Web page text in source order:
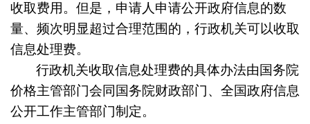
收取费用。但是，申请人申请公开政府信息的数
量、频次明显超过合理范围的，行政机关可以收取
信息处理费。
行政机关收取信息处理费的具体办法由国务院
价格主管部门会同国务院财政部门、全国政府信息
公开工作主管部门制定。